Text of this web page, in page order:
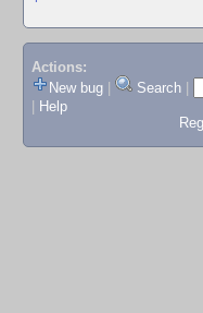
Actions:
New bug
Search
Help